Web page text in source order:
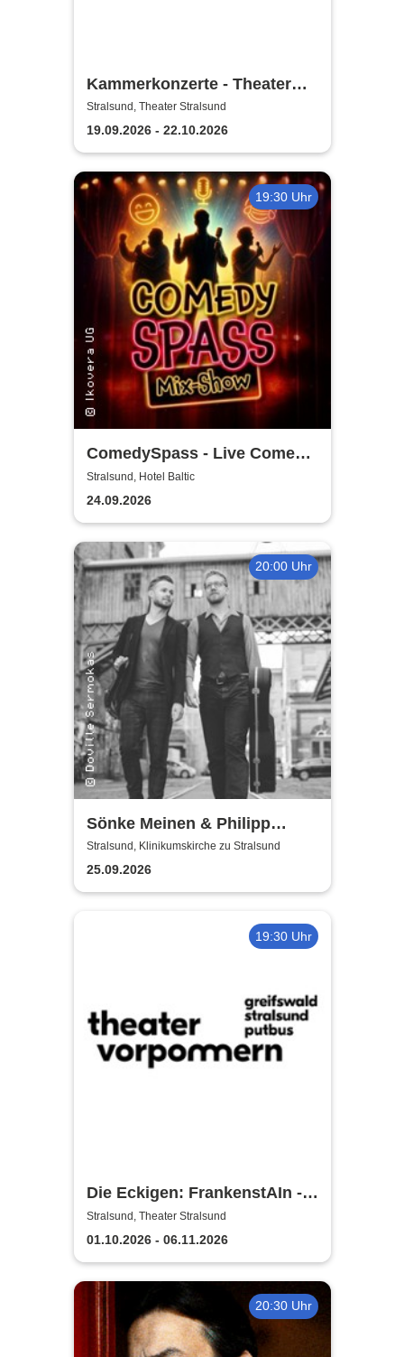
Kammerkonzerte - Theater
Vorpommern
Stralsund, Theater Stralsund
19.09.2026 - 22.10.2026
19:30 Uhr
ComedySpass - Live Comedy
Mix-Show
Stralsund, Hotel Baltic
24.09.2026
20:00 Uhr
Sönke Meinen & Philipp
Wiechert | Konzert in
Klinikumskirche Strasund
Stralsund, Klinikumskirche zu Stralsund
25.09.2026
19:30 Uhr
Die Eckigen: FrankenstAIn -
Theater Vorpommern
Stralsund, Theater Stralsund
01.10.2026 - 06.11.2026
20:30 Uhr